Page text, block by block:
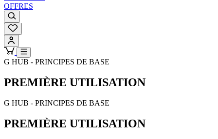
OFFRES
G HUB - PRINCIPES DE BASE
PREMIÈRE UTILISATION
G HUB - PRINCIPES DE BASE
PREMIÈRE UTILISATION